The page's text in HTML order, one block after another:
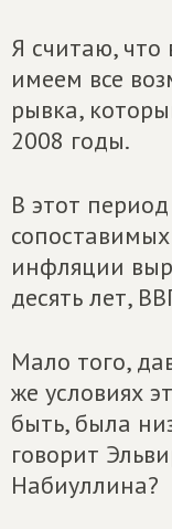
Я считаю,
имеем все
рывка,
2008 годы.
В этот
инфляции
десять лет,
Мало того,
же условиях
быть, была
говорит
Набиуллина?